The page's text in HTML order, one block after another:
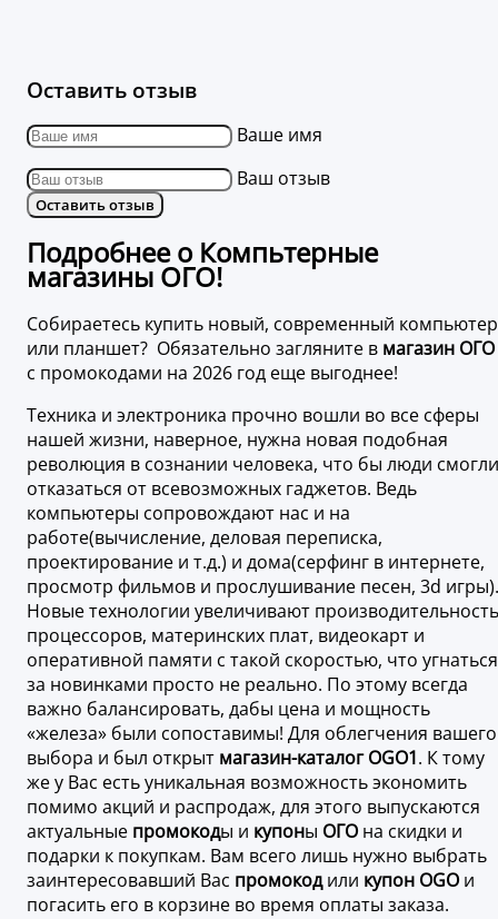
Оставить отзыв
Ваше имя
Ваш отзыв
Оставить отзыв
Подробнее о Компьтерные
магазины ОГО!
Собираетесь купить новый, современный компьютер
или планшет? Обязательно загляните в магазин ОГО
с промокодами на 2026 год еще выгоднее!
Техника и электроника прочно вошли во все сферы
нашей жизни, наверное, нужна новая подобная
революция в сознании человека, что бы люди смогли
отказаться от всевозможных гаджетов. Ведь
компьютеры сопровождают нас и на
работе(вычисление, деловая переписка,
проектирование и т.д.) и дома(серфинг в интернете,
просмотр фильмов и прослушивание песен, 3d игры).
Новые технологии увеличивают производительность
процессоров, материнских плат, видеокарт и
оперативной памяти с такой скоростью, что угнаться
за новинками просто не реально. По этому всегда
важно балансировать, дабы цена и мощность
«железа» были сопоставимы! Для облегчения вашего
выбора и был открыт магазин-каталог OGO1. К тому
же у Вас есть уникальная возможность экономить
помимо акций и распродаж, для этого выпускаются
актуальные промокоды и купоны ОГОна скидки и
подарки к покупкам. Вам всего лишь нужно выбрать
заинтересовавший Вас промокодили купон OGOи
погасить его в корзине во время оплаты заказа.